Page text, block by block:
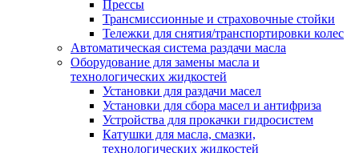
Прессы
Трансмиссионные и страховочные стойки
Тележки для снятия/транспортировки колес
Автоматическая система раздачи масла
Оборудование для замены масла и
технологических жидкостей
Установки для раздачи масел
Установки для сбора масел и антифриза
Устройства для прокачки гидросистем
Катушки для масла, смазки,
технологических жидкостей